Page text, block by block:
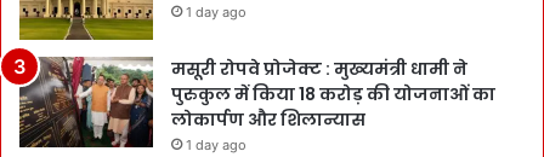
1 day ago
मसूरी रोपवे प्रोजेक्ट : मुख्‍यमंत्री धामी ने
पुरुकुल में किया 18 करोड़ की योजनाओं का
लोकार्पण और शिलान्यास
1 day ago